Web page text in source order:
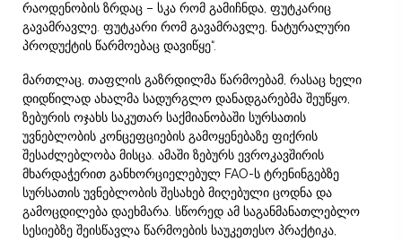
რაოდენობის ზრდაც – სკა რომ გამიჩნდა, ფუტკარიც
გავამრავლე. ფუტკარი რომ გავამრავლე, ნატურალური
პროდუქტის წარმოებაც დავიწყე“.
მართლაც, თაფლის გაზრდილმა წარმოებამ, რასაც ხელი
დიდწილად ახალმა სადურგლო დანადგარებმა შეუწყო,
ზებურის ოჯახს საკუთარ საქმიანობაში სურსათის
უვნებლობის კონცეფციების გამოყენებაზე ფიქრის
შესაძლებლობა მისცა. ამაში ზებურს ევროკავშირის
მხარდაჭერით განხორციელებულ FAO-ს ტრენინგებზე
სურსათის უვნებლობის შესახებ მიღებული ცოდნა და
გამოცდილება დაეხმარა. სწორედ ამ საგანმანათლებლო
სესიებზე შეისწავლა წარმოების საუკეთესო პრაქტიკა,